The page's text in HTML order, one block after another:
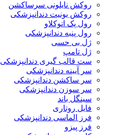
روکش نایلونی سرساکشن
روکش یونیت دندانپزشکی
رول پک اتوکلاو
رول پنبه دندانپزشکی
ژل بی حسی
ژل تامپ
ست قالب گیری دندانپزشکی
سر آیینه دندانپزشکی
سر ساکشن دندانپزشکی
سر سوزن دندانپزشکی
سینگل باند
فایل روتاری
فرز الماسی دندانپزشکی
فرز پیزو